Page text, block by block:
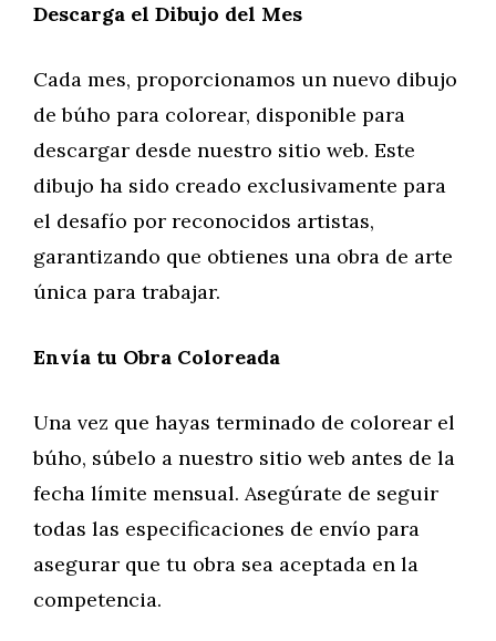
Descarga el Dibujo del Mes
Cada mes, proporcionamos un nuevo dibujo
de búho para colorear, disponible para
descargar desde nuestro sitio web. Este
dibujo ha sido creado exclusivamente para
el desafío por reconocidos artistas,
garantizando que obtienes una obra de arte
única para trabajar.
Envía tu Obra Coloreada
Una vez que hayas terminado de colorear el
búho, súbelo a nuestro sitio web antes de la
fecha límite mensual. Asegúrate de seguir
todas las especificaciones de envío para
asegurar que tu obra sea aceptada en la
competencia.